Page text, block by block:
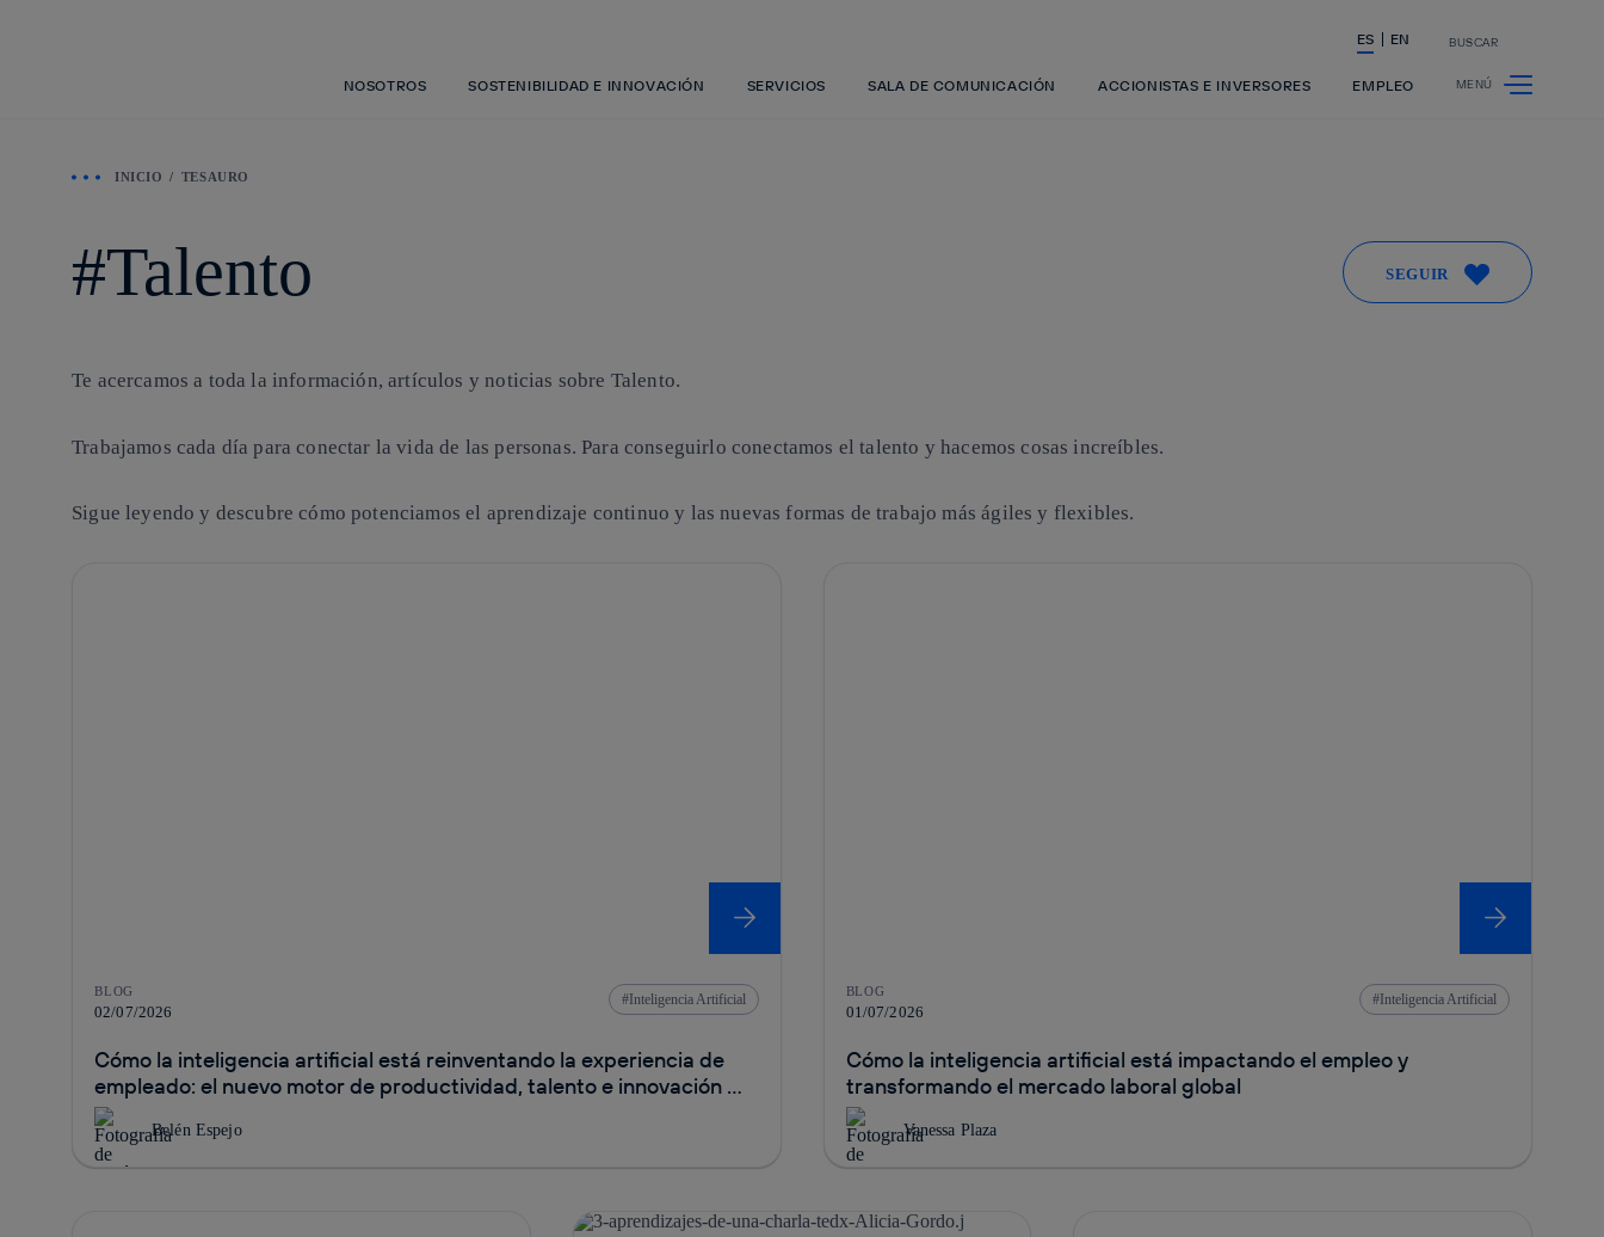
principal
La acción en accionistas e inversores
ES EN BUSCAR
NOSOTROS SOSTENIBILIDAD E INNOVACIÓN SERVICIOS SALA DE COMUNICACIÓN ACCIONISTAS E INVERSORES EMPLEO
INICIO TESAURO
Talento SEGUIR
Te acercamos a toda la información, artículos y noticias sobre Talento.
Trabajamos cada día para conectar la vida de las personas. Para conseguirlo conectamos el talento y hacemos cosas increíbles.
Sigue leyendo y descubre cómo potenciamos el aprendizaje continuo y las nuevas formas de trabajo más ágiles y flexibles.
BLOG
02/07/2026
Inteligencia Artificial
Cómo la inteligencia artificial está reinventando la experiencia de
empleado: el nuevo motor de productividad, talento e innovación en
las empresas
Belén Espejo
BLOG
01/07/2026
Inteligencia Artificial
Cómo la inteligencia artificial está impactando el empleo y
transformando el mercado laboral global
Vanessa Plaza